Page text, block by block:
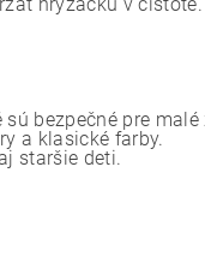
bezpečné pre malé
a klasické farby.
staršie deti.